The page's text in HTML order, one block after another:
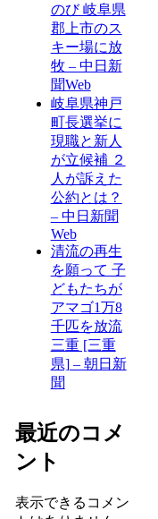
のび 岐阜県
郡上市のス
キー場に放
牧 – 中日新
聞Web
岐阜県神戸
町長選挙に
現職と新人
が立候補 ２
人が訴えた
公約とは？
– 中日新聞
Web
清流の再生
を願って 子
どもたちが
アマゴ1万8
千匹を放流
三重 [三重
県] – 朝日新
聞
最近のコメ
ント
表示できるコメン